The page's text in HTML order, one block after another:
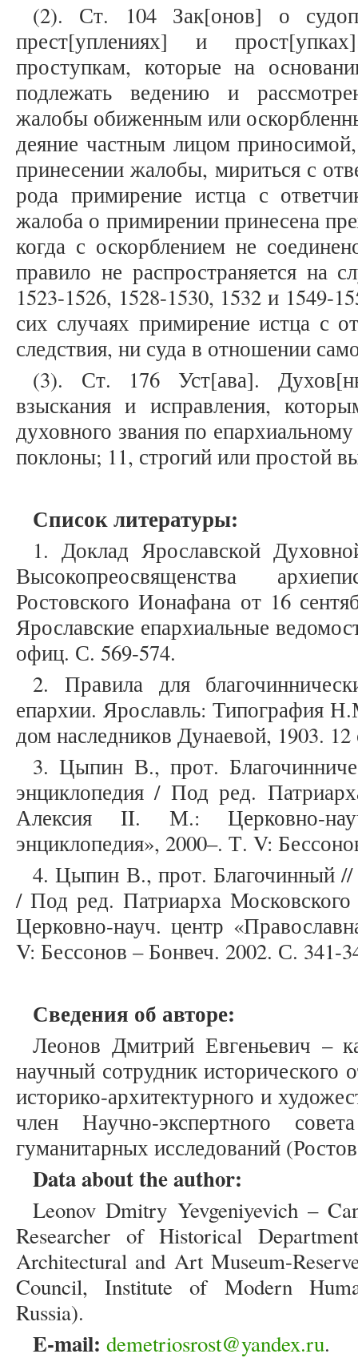
(2). Ст. 104 Зак[онов] о
прест[уплениях] и
проступкам, которые на
подлежать ведению и
жалобы обиженным или
деяние частным лицом
принесении жалобы, мириться с
рода примирение истца с
жалоба о примирении принесена
когда с оскорблением не
правило не распространяется на
1523-1526, 1528-1530, 1532 и 1549-
сих случаях примирение истца с
следствия, ни суда в отношении
(3). Ст. 176 Уст[ава].
взыскания и исправления,
духовного звания по
поклоны; 11, строгий или простой
Список литературы:
1. Доклад Ярославской
Высокопреосвященства
Ростовского Ионафана от 16
Ярославские епархиальные
офиц. С. 569-574.
2. Правила для
епархии. Ярославль: Типография
дом наследников Дунаевой, 1903. 12
3. Цыпин В., прот.
энциклопедия / Под ред.
Алексия II. М.: Церковно-
энциклопедия», 2000–. Т. V:
4. Цыпин В., прот. Благочинный //
/ Под ред. Патриарха
Церковно-науч. центр
V: Бессонов – Бонвеч. 2002. С. 341-
Сведения об авторе:
Леонов Дмитрий Евгеньевич –
научный сотрудник исторического
историко-архитектурного и
член Научно-экспертного
гуманитарных исследований
Data about the author:
Leonov Dmitry Yevgeniyevich –
Researcher of Historical
Architectural and Art Museum-
Council, Institute of Modern
Russia).
E-mail: demetriosrost@yandex.ru.